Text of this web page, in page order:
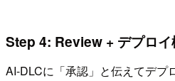
Step 4: Review + デプロイ
AI-DLCに「承認」と伝えてデプ